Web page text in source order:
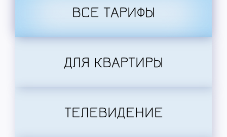
ВСЕ ТАРИФЫ
ДЛЯ КВАРТИРЫ
ТЕЛЕВИДЕНИЕ